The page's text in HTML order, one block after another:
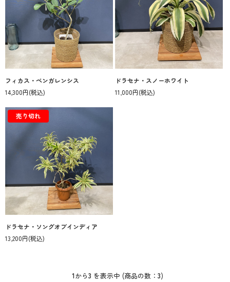
フィカス・ベンガレンシス
14,300円(税込)
ドラセナ・スノーホワイト
11,000円(税込)
ドラセナ・ソングオブインディア
13,200円(税込)
売り切れ
1から3 を表示中 (商品の数： 3)